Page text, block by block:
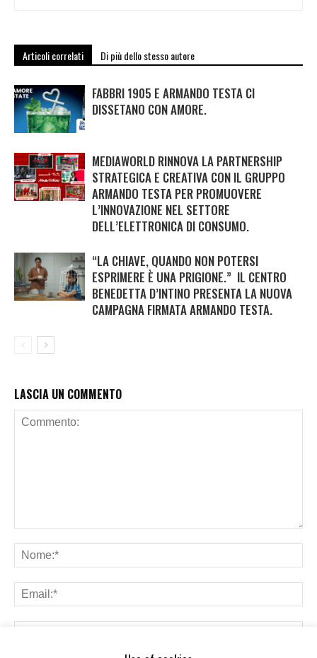
Articoli correlati Di più dello stesso autore
FABBRI 1905 E ARMANDO TESTA CI
DISSETANO CON AMORE.
MEDIAWORLD RINNOVA LA PARTNERSHIP
STRATEGICA E CREATIVA CON IL GRUPPO
ARMANDO TESTA PER PROMUOVERE
L’INNOVAZIONE NEL SETTORE
DELL’ELETTRONICA DI CONSUMO.
“LA CHIAVE, QUANDO NON POTERSI
ESPRIMERE È UNA PRIGIONE.” IL CENTRO
BENEDETTA D’INTINO PRESENTA LA NUOVA
CAMPAGNA FIRMATA ARMANDO TESTA.
LASCIA UN COMMENTO